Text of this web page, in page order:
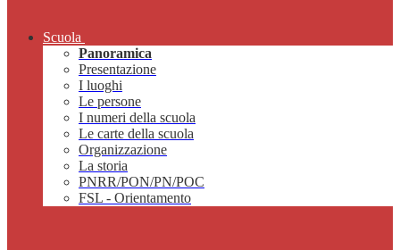
Scuola
Panoramica
Presentazione
I luoghi
Le persone
I numeri della scuola
Le carte della scuola
Organizzazione
La storia
PNRR/PON/PN/POC
FSL - Orientamento